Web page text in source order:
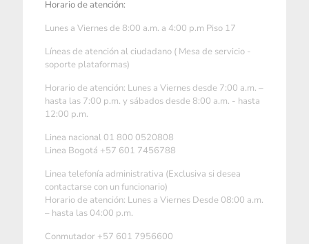
Horario de atención:
Lunes a Viernes de 8:00 a.m. a 4:00 p.m Piso 17
Líneas de atención al ciudadano ( Mesa de servicio -
soporte plataformas)
Horario de atención: Lunes a Viernes desde 7:00 a.m. –
hasta las 7:00 p.m. y sábados desde 8:00 a.m. - hasta
12:00 p.m.
Linea nacional 01 800 0520808
Linea Bogotá +57 601 7456788
Linea telefonía administrativa (Exclusiva si desea
contactarse con un funcionario)
Horario de atención: Lunes a Viernes Desde 08:00 a.m.
– hasta las 04:00 p.m.
Conmutador +57 601 7956600